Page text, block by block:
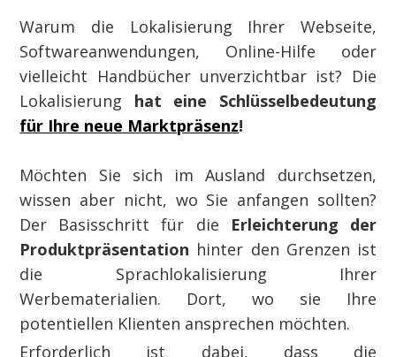
Warum die Lokalisierung Ihrer Webseite,
Softwareanwendungen, Online-Hilfe oder
vielleicht Handbücher unverzichtbar ist? Die
Lokalisierung hat eine Schlüsselbedeutung
für Ihre neue Marktpräsenz!
Möchten Sie sich im Ausland durchsetzen,
wissen aber nicht, wo Sie anfangen sollten?
Der Basisschritt für die
Erleichterung
der
Produktpräsentation hinter den Grenzen ist
die Sprachlokalisierung Ihrer
Werbematerialien. Dort, wo sie Ihre
potentiellen Klienten ansprechen möchten.
Erforderlich ist dabei, dass die